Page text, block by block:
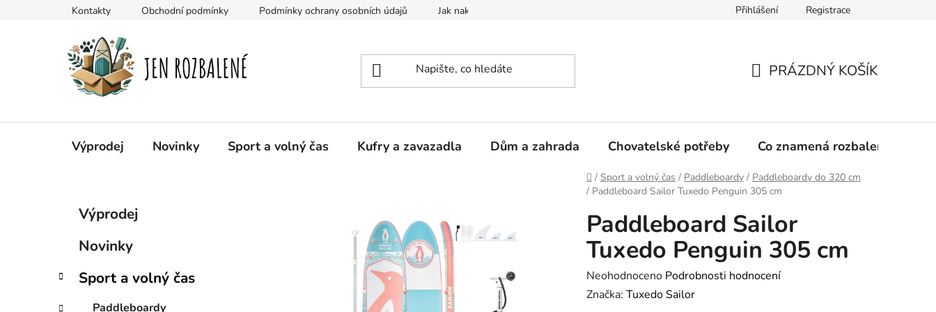
Kontakty Obchodní podmínky Podmínky ochrany osobních údajů Jak nakupovat Přihlášení Registrace
KOŠÍK
PRÁZDNÝ KOŠÍK
Výprodej Novinky Sport a volný čas Kufry a zavazadla Dům a zahrada Chovatelské potřeby Co znamená rozbalené zboží?
Domů
/ Sport a volný čas / Paddleboardy / Paddleboardy do 320 cm
/ Paddleboard Sailor Tuxedo Penguin 305 cm
r
Přeskočit
kategorie
o
Výprodej
Novinky
Sport a volný čas
Paddleboardy
Paddleboard Sailor
Tuxedo Penguin 305 cm
Průměrné
hodnocení
Neohodnoceno Podrobnosti hodnocení
Značka: Tuxedo Sailor